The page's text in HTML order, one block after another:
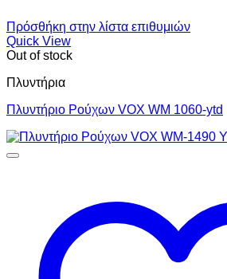
Πρόσθήκη στην λίστα επιθυμιών
Quick View
Out of stock
Πλυντήρια
Πλυντήριο Ρούχων VOX WM 1060-ytd